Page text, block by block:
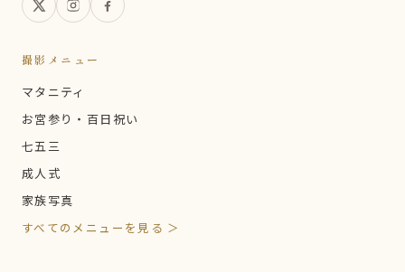
撮影メニュー
マタニティ
お宮参り・百日祝い
七五三
成人式
家族写真
すべてのメニューを見る ＞